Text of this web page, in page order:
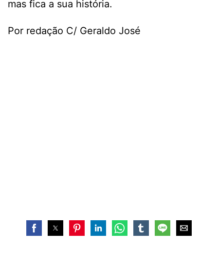
mas fica a sua história.
Por redação C/ Geraldo José